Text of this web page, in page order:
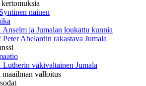
nainen
Anselm ja Jumalan loukattu kunnia
Peter Abelardin rakastava Jumala
Lutherin väkivaltainen Jumala
maailman valloitus